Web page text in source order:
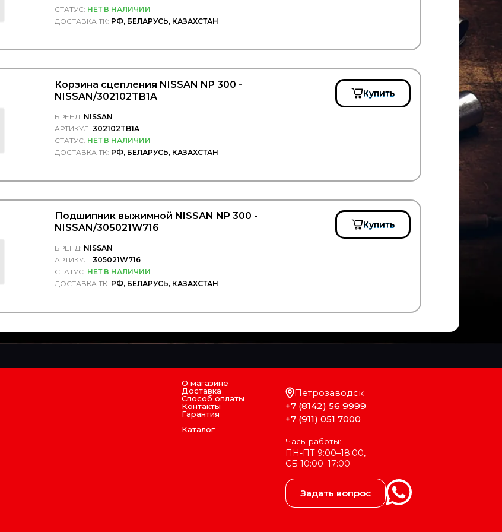
СТАТУС: НЕТ В НАЛИЧИИ
ДОСТАВКА ТК: РФ, БЕЛАРУСЬ, КАЗАХСТАН
Корзина сцепления NISSAN NP 300 -
NISSAN/302102TB1A
БРЕНД: NISSAN
АРТИКУЛ:302102TB1A
СТАТУС: НЕТ В НАЛИЧИИ
ДОСТАВКА ТК: РФ, БЕЛАРУСЬ, КАЗАХСТАН
Купить
Подшипник выжимной NISSAN NP 300 -
NISSAN/305021W716
БРЕНД: NISSAN
АРТИКУЛ:305021W716
СТАТУС: НЕТ В НАЛИЧИИ
ДОСТАВКА ТК: РФ, БЕЛАРУСЬ, КАЗАХСТАН
Купить
О магазине
Доставка
Способ оплаты
Контакты
Гарантия
Каталог
Петрозаводск
+7 (8142) 56 9999
+7 (911) 051 7000
Часы работы:
ПН-ПТ 9:00–18:00,
СБ 10:00–17:00
Задать вопрос